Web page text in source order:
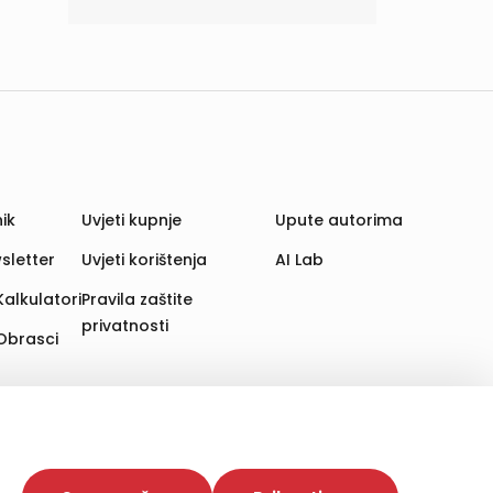
Time poboljšavamo korisničko iskustvo,
web stranica i uređaja u tu svrhu. Naši partneri
Uvjeti kupnje
Uvjeti korištenja
Pravila zaštite
privatnosti
Upute autorima
AI Lab